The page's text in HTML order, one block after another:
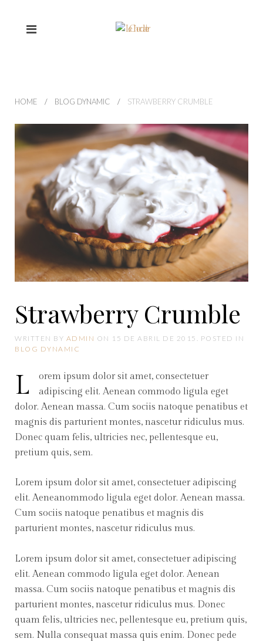
HOME BLOG DYNAMIC STRAWBERRY CRUMBLE
Strawberry Crumble
WRITTEN BY ADMIN ON 15 DE ABRIL DE 2015 . POSTED IN
BLOG DYNAMIC
Lorem ipsum dolor sit amet, consectetuer
adipiscing elit. Aenean commodo ligula eget
dolor. Aenean massa. Cum sociis natoque penatibus et
magnis dis parturient montes, nascetur ridiculus mus.
Donec quam felis, ultricies nec, pellentesque eu,
pretium quis, sem.
Lorem ipsum dolor sit amet, consectetuer adipiscing
elit. Aeneanommodo ligula eget dolor. Aenean massa.
Cum sociis natoque penatibus et magnis dis
parturient montes, nascetur ridiculus mus.
Lorem ipsum dolor sit amet, consectetuer adipiscing
elit. Aenean commodo ligula eget dolor. Aenean
massa. Cum sociis natoque penatibus et magnis dis
parturient montes, nascetur ridiculus mus. Donec
quam felis, ultricies nec, pellentesque eu, pretium quis,
sem. Nulla consequat massa quis enim. Donec pede